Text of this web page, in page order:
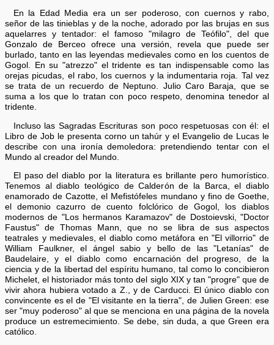
En la Edad Media era un ser poderoso, con cuernos y rabo,
señor de las tinieblas y de la noche, adorado por las brujas en sus
aquelarres y tentador: el famoso "milagro de Teófilo", del que
Gonzalo de Berceo ofrece una versión, revela que puede ser
burlado, tanto en las leyendas medievales como en los cuentos de
Gogol. En su "atrezzo" el tridente es tan indispensable como las
orejas picudas, el rabo, los cuernos y la indumentaria roja. Tal vez
se trata de un recuerdo de Neptuno. Julio Caro Baraja, que se
suma a los que lo tratan con poco respeto, denomina tenedor al
tridente.
Incluso las Sagradas Escrituras son poco respetuosas con él: el
Libro de Job le presenta corno un tahúr y el Evangelio de Lucas le
describe con una ironía demoledora: pretendiendo tentar con el
Mundo al creador del Mundo.
El paso del diablo por la literatura es brillante pero humorístico.
Tenemos al diablo teológico de Calderón de la Barca, el diablo
enamorado de Cazotte, el Mefistófeles mundano y fino de Goethe,
el demonio cazurro de cuento folclórico de Gogol, los diablos
modernos de "Los hermanos Karamazov" de Dostoievski, "Doctor
Faustus" de Thomas Mann, que no se libra de sus aspectos
teatrales y medievales, el diablo como metáfora en "El villorrio" de
William Faulkner, el ángel sabio y bello de las "Letanías" de
Baudelaire, y el diablo como encarnación del progreso, de la
ciencia y de la libertad del espíritu humano, tal como lo concibieron
Michelet, el historiador más tonto del siglo XIX y tan "progre" que de
vivir ahora hubiera votado a Z., y de Carducci. El único diablo con
convincente es el de "El visitante en la tierra", de Julien Green: ese
ser "muy poderoso" al que se menciona en una página de la novela
produce un estremecimiento. Se debe, sin duda, a que Green era
católico.